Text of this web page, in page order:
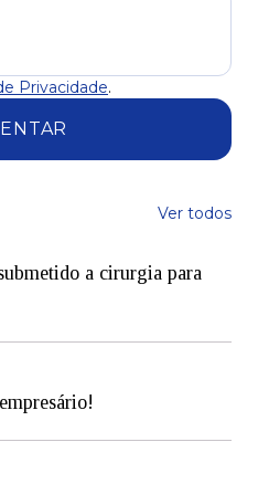
Privacidade.
Ver todos
a cirurgia para